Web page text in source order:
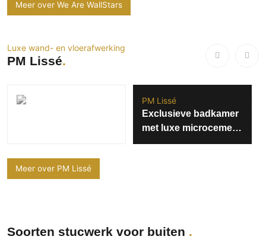
Meer over We Are WallStars
Luxe wand- en vloerafwerking
PM Lissé
PM Lissé
Exclusieve badkamer
met luxe microcement
wandafwerking
Meer over PM Lissé
Soorten stucwerk voor buiten